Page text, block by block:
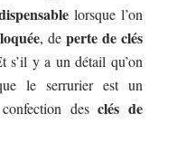
lorsque l’on
, de perte de clés
s’il y a un détail qu’on
le serrurier est un
desclés de